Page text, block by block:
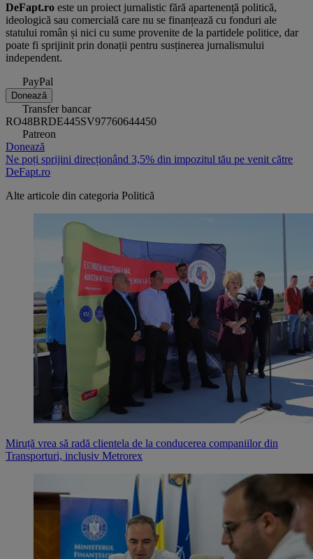
DeFapt.ro este un proiect jurnalistic fără apartenență politică,
ideologică sau comercială care nu se finanțează cu fonduri ale
statului român și nici cu sume provenite de la partidele politice, dar
poate fi sprijinit prin donații pentru susținerea jurnalismului
independent.
PayPal
Donează
Transfer bancar
RO48BRDE445SV97760644450
Patreon
Donează
Ne poți sprijini direcționând 3,5% din impozitul tău pe venit către
DeFapt.ro
Alte articole din categoria Politică
Miruță vrea să radă clientela de la conducerea companiilor din
Transporturi, inclusiv Metrorex